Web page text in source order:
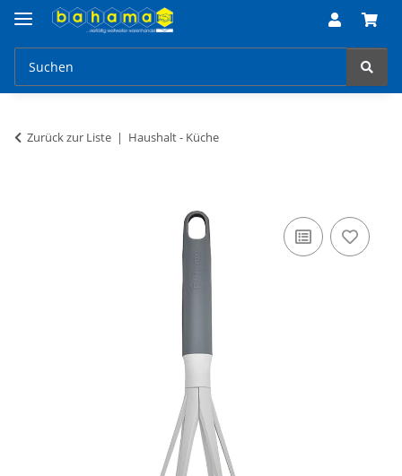
Zurück zur Liste Haushalt - Küche